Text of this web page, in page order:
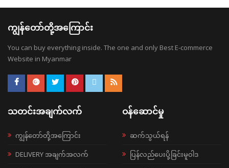
ကျွန်တော်တို့အကြောင်း
You can buy everything inside. The one and only Best E-commerce
Website in Myanmar
သတင်းအချက်လက်
ကျွန်တော်တို့အကြောင်း
DELIVERY အချက်အလက်
ဝန်ဆောင်မှု
ဆက်သွယ်ရန်
ပြန်လည်ပေးပို့ခြင်းမူဝါဒ